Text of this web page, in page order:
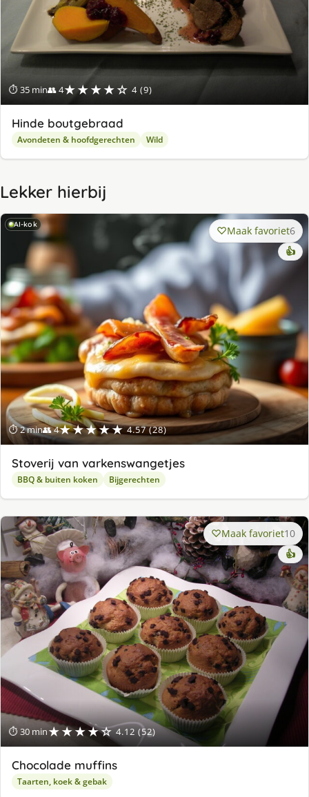
⏱ 35 min👥 4★★★★☆ 4 (9)
Hinde boutgebraad
Avondeten & hoofdgerechten Wild
Lekker hierbij
AI-kok
⏱ 2 min👥 4★★★★★ 4.57 (28)
Maak favoriet6
👍
Stoverij van varkenswangetjes
BBQ & buiten koken Bijgerechten
⏱ 30 min★★★★☆ 4.12 (52)
Maak favoriet10
👍
Chocolade muffins
Taarten, koek & gebak